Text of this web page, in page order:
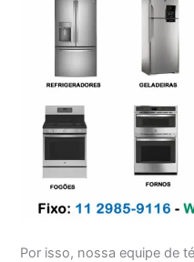
Por isso, nossa equipe de